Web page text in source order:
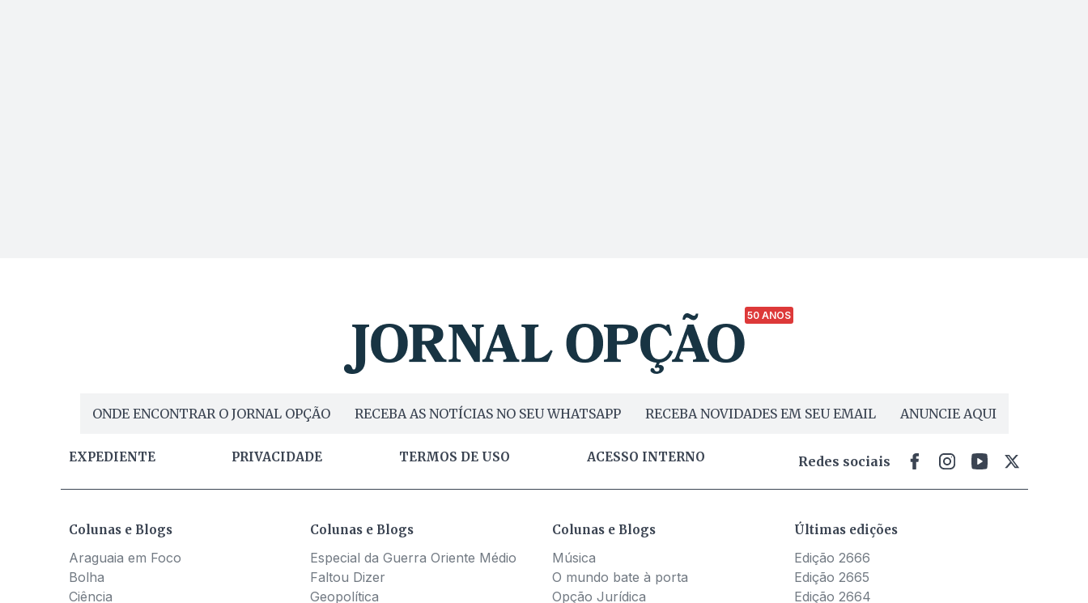
50 ANOS
ONDE ENCONTRAR O JORNAL OPÇÃO RECEBA AS NOTÍCIAS NO SEU WHATSAPP RECEBA NOVIDADES EM SEU EMAIL ANUNCIE AQUI
EXPEDIENTE PRIVACIDADE TERMOS DE USO ACESSO INTERNO Redes sociais
Colunas e Blogs
Araguaia em Foco
Bolha
Ciência
Colunas e Blogs
Especial da Guerra Oriente Médio
Faltou Dizer
Geopolítica
Colunas e Blogs
Música
O mundo bate à porta
Opção Jurídica
Últimas edições
Edição 2666
Edição 2665
Edição 2664